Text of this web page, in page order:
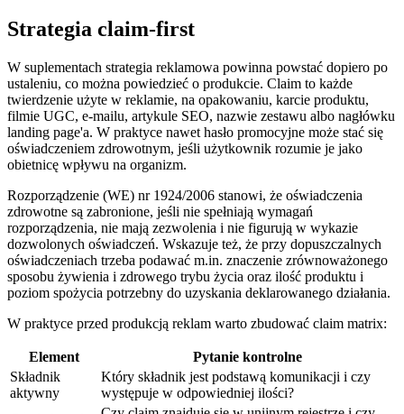
Strategia claim-first
W suplementach strategia reklamowa powinna powstać dopiero po
ustaleniu, co można powiedzieć o produkcie. Claim to każde
twierdzenie użyte w reklamie, na opakowaniu, karcie produktu,
filmie UGC, e-mailu, artykule SEO, nazwie zestawu albo nagłówku
landing page'a. W praktyce nawet hasło promocyjne może stać się
oświadczeniem zdrowotnym, jeśli użytkownik rozumie je jako
obietnicę wpływu na organizm.
Rozporządzenie (WE) nr 1924/2006 stanowi, że oświadczenia
zdrowotne są zabronione, jeśli nie spełniają wymagań
rozporządzenia, nie mają zezwolenia i nie figurują w wykazie
dozwolonych oświadczeń. Wskazuje też, że przy dopuszczalnych
oświadczeniach trzeba podawać m.in. znaczenie zrównoważonego
sposobu żywienia i zdrowego trybu życia oraz ilość produktu i
poziom spożycia potrzebny do uzyskania deklarowanego działania.
W praktyce przed produkcją reklam warto zbudować claim matrix:
Element
Pytanie kontrolne
Składnik
aktywny
Który składnik jest podstawą komunikacji i czy
występuje w odpowiedniej ilości?